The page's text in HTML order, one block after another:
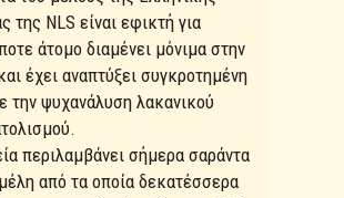
της NLS είναι εφικτή για
άτομο διαμένει μόνιμα στην
έχει αναπτύξει συγκροτημένη
την ψυχανάλυση λακανικού
περιλαμβάνει σήμερα σαράντα
από τα οποία δεκατέσσερα